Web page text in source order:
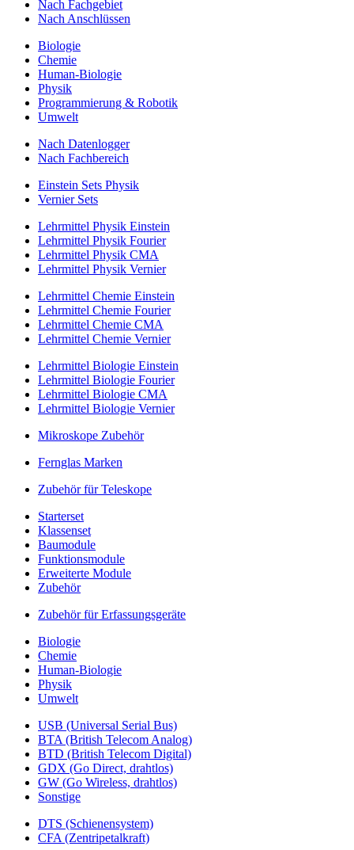
Nach Fachgebiet
Nach Anschlüssen
Biologie
Chemie
Human-Biologie
Physik
Programmierung & Robotik
Umwelt
Nach Datenlogger
Nach Fachbereich
Einstein Sets Physik
Vernier Sets
Lehrmittel Physik Einstein
Lehrmittel Physik Fourier
Lehrmittel Physik CMA
Lehrmittel Physik Vernier
Lehrmittel Chemie Einstein
Lehrmittel Chemie Fourier
Lehrmittel Chemie CMA
Lehrmittel Chemie Vernier
Lehrmittel Biologie Einstein
Lehrmittel Biologie Fourier
Lehrmittel Biologie CMA
Lehrmittel Biologie Vernier
Mikroskope Zubehör
Fernglas Marken
Zubehör für Teleskope
Starterset
Klassenset
Baumodule
Funktionsmodule
Erweiterte Module
Zubehör
Zubehör für Erfassungsgeräte
Biologie
Chemie
Human-Biologie
Physik
Umwelt
USB (Universal Serial Bus)
BTA (British Telecom Analog)
BTD (British Telecom Digital)
GDX (Go Direct, drahtlos)
GW (Go Wireless, drahtlos)
Sonstige
DTS (Schienensystem)
CFA (Zentripetalkraft)